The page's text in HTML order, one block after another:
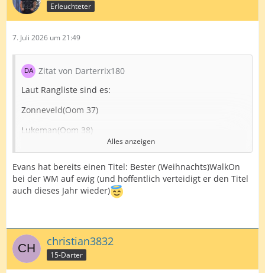
Erleuchteter
7. Juli 2026 um 21:49
Zitat von Darterrix180
Laut Rangliste sind es:
Zonneveld(Oom 37)
Lukeman(Oom 38)
Razma(Oom 41)
Scutt( Oom 46)
Hood( Oom 47)
Edit: Würde aber anstatt Hood Evans mit rein nehmen
Alles anzeigen
Evans hat bereits einen Titel: Bester (Weihnachts)WalkOn
bei der WM auf ewig (und hoffentlich verteidigt er den Titel
auch dieses Jahr wieder)
christian3832
15-Darter